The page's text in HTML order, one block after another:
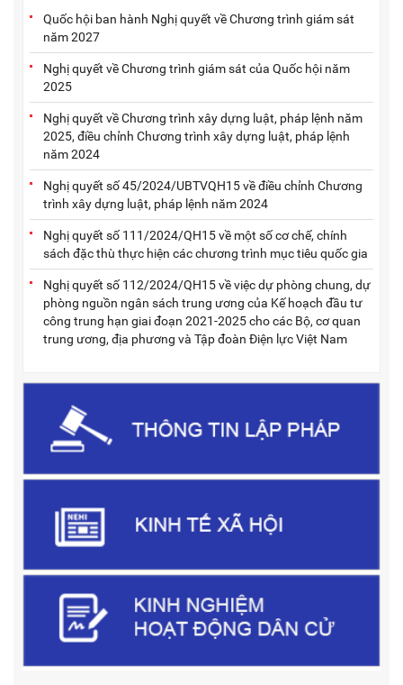
Quốc hội ban hành Nghị quyết về Chương trình giám sát
năm 2027
Nghị quyết về Chương trình giám sát của Quốc hội năm
2025
Nghị quyết về Chương trình xây dựng luật, pháp lệnh năm
2025, điều chỉnh Chương trình xây dựng luật, pháp lệnh
năm 2024
Nghị quyết số 45/2024/UBTVQH15 về điều chỉnh Chương
trình xây dựng luật, pháp lệnh năm 2024
Nghị quyết số 111/2024/QH15 về một số cơ chế, chính
sách đặc thù thực hiện các chương trình mục tiêu quốc gia
Nghị quyết số 112/2024/QH15 về việc dự phòng chung, dự
phòng nguồn ngân sách trung ương của Kế hoạch đầu tư
công trung hạn giai đoạn 2021-2025 cho các Bộ, cơ quan
trung ương, địa phương và Tập đoàn Điện lực Việt Nam